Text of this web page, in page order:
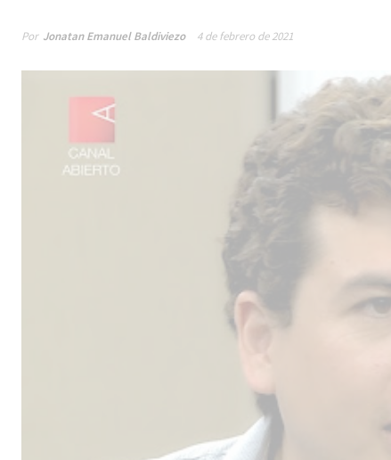
Por Jonatan Emanuel Baldiviezo 4 de febrero de 2021